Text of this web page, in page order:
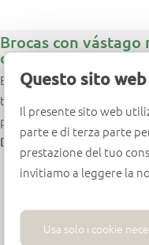
Questo sito
Il presente sito web
parte e di terza parte
prestazione del tuo
invitiamo a leggere la
Usa solo i cookie
Brocas con
ciegos
Brocas de metal duro
taladros múltiples. Ideales
paneles laminados,
Diseño
Cúspide de HM
2 incisores
4 gargantas